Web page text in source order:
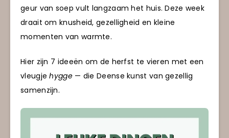
geur van soep vult langzaam het huis. Deze week
draait om knusheid, gezelligheid en kleine
momenten van warmte.
Hier zijn 7 ideeën om de herfst te vieren met een
vleugjehygge— die Deense kunst van gezellig
samenzijn.